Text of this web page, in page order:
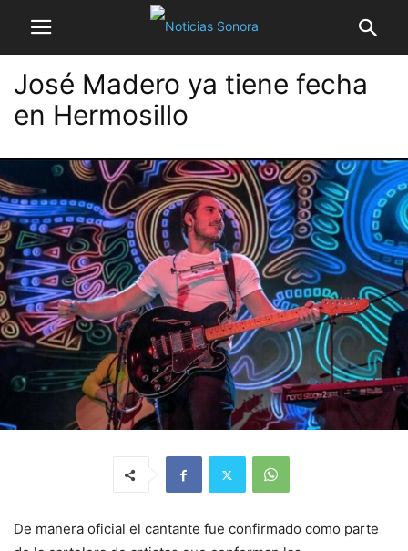
José Madero ya tiene fecha
en Hermosillo
De manera oficial el cantante fue confirmado como parte